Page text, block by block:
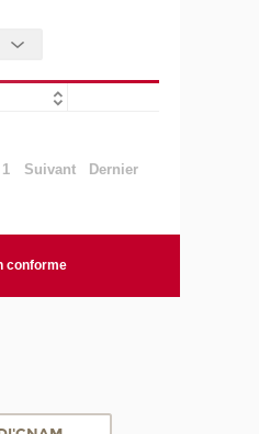
1 Suivant Dernier
conforme